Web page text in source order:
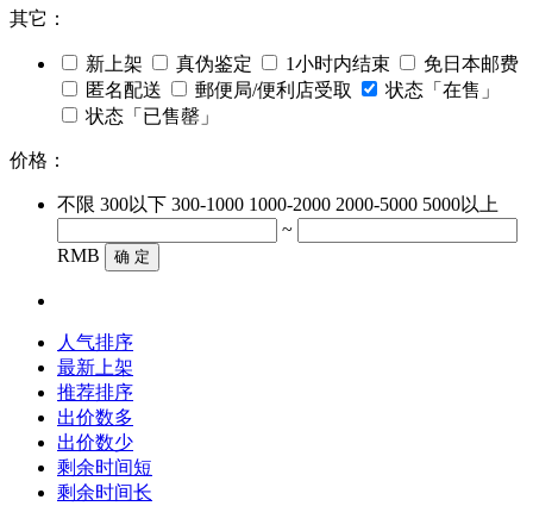
其它：
新上架 真伪鉴定 1小时内结束
免日本邮费
匿名配送
郵便局/便利店受取
状态「在售」
状态「已售罄」
价格：
不限 300以下 300-1000 1000-2000 2000-5000 5000以上
~
RMB
确 定
人气排序
最新上架
推荐排序
出价数多
出价数少
剩余时间短
剩余时间长